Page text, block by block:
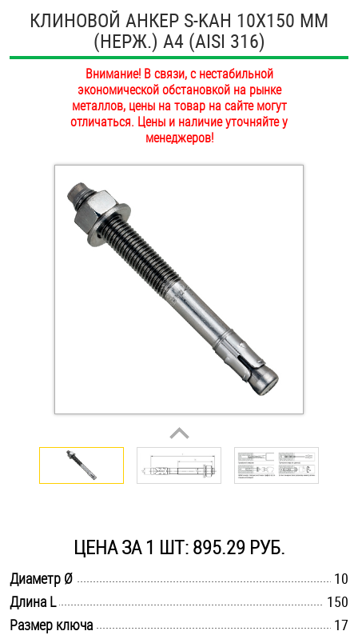
ОПТ
ПОКУПАТЕЛЯМ
ОПЛАТА И ДОСТАВКА
НАШИ МАГАЗИНЫ
Антивандальный крепёж, инструмент
Болты и винты
Втулки
Дюймовый крепёж
Заклепки (Гайки-Заклепки)
Крюки, кольца с метрической резьбой
Крюки, кольца с шурупной резьбой
Оснастка и аксессуары для яхт
Саморезы и шурупы
Стопорные кольца
КЛИНОВОЙ АНКЕР S-KAH 10Х150 ММ
(НЕРЖ.) A4 (AISI 316)
Внимание! В связи, с нестабильной
экономической обстановкой на рынке
металлов, цены на товар на сайте могут
отличаться. Цены и наличие уточняйте у
менеджеров!
ЦЕНА ЗА 1 ШТ: 895.29 РУБ.
Диаметр Ø
10
Длина L
150
Размер ключа
17